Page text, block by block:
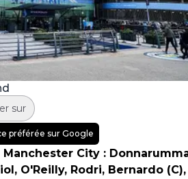
sur
préférée sur Google
City :
O'Reilly, Rodri, Bernardo (C),